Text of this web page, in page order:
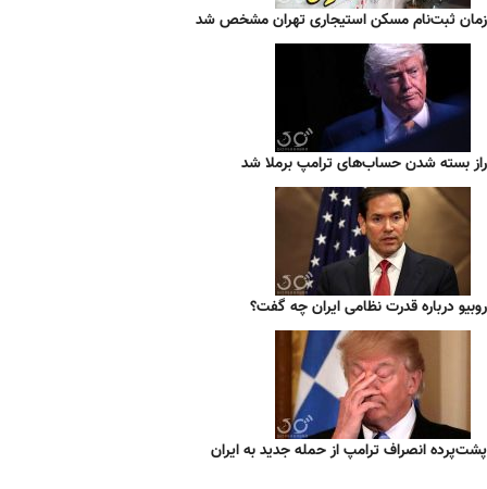
زمان ثبت‌نام مسکن استیجاری تهران مشخص شد
راز بسته شدن حساب‌های ترامپ برملا شد
روبیو درباره قدرت نظامی ایران چه گفت؟
پشت‌پرده انصراف ترامپ از حمله جدید به ایران